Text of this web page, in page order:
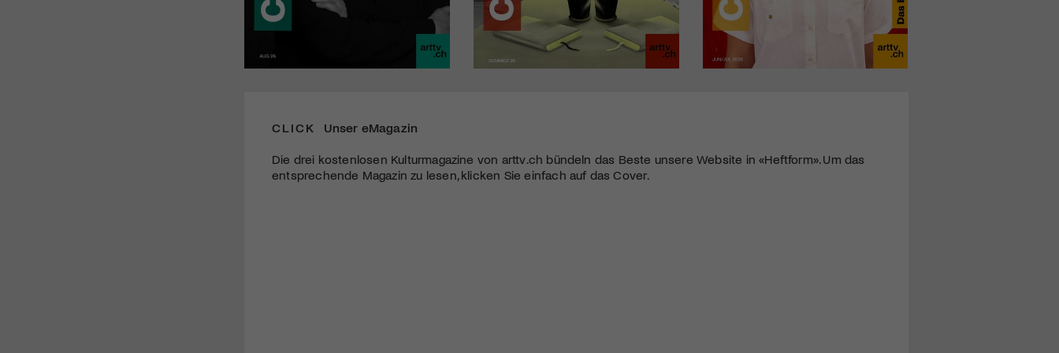
CLICK Unser eMagazin
Die drei kostenlosen Kulturmagazine von arttv.ch bündeln das Beste unsere Website in «Heftform». Um das
entsprechende Magazin zu lesen, klicken Sie einfach auf das Cover.